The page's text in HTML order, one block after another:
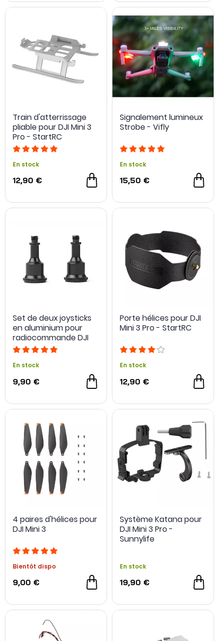
Train d'atterrissage
pliable pour DJI Mini 3
Pro - StartRC
En stock
12,90 €
Signalement lumineux
Strobe - Vifly
En stock
15,50 €
Set de deux joysticks
en aluminium pour
radiocommande DJI
RC-N1 - Sunnylife
En stock
9,90 €
Porte hélices pour DJI
Mini 3 Pro - StartRC
En stock
12,90 €
4 paires d'hélices pour
DJI Mini 3
Bientôt dispo
9,00 €
Système Katana pour
DJI Mini 3 Pro -
Sunnylife
En stock
19,90 €